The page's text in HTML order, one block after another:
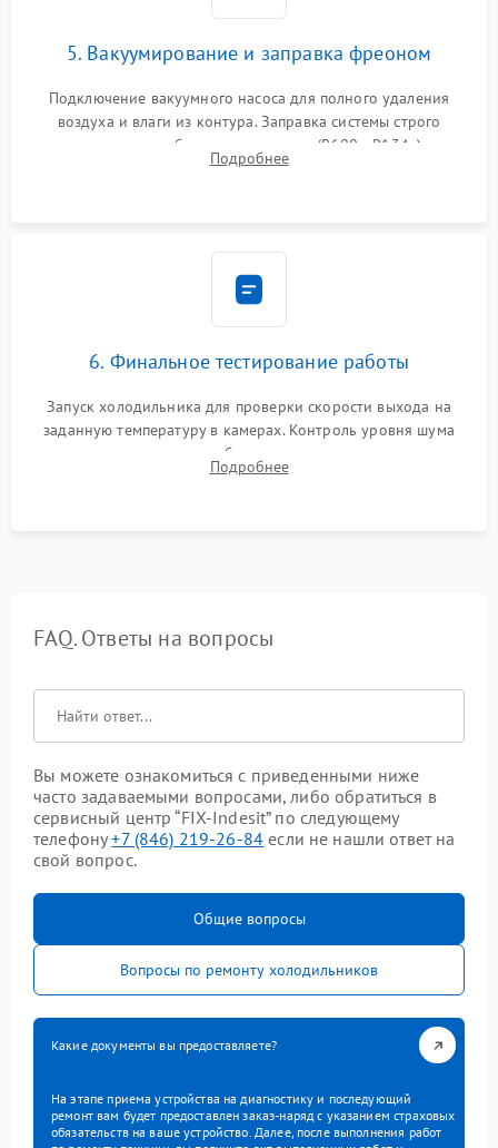
5. Вакуумирование и заправка фреоном
Подключение вакуумного насоса для полного удаления
воздуха и влаги из контура. Заправка системы строго
дозированным объемом хладагента (R600a, R134a) по
электронным весам. Контроль рабочего давления в системе.
Подробнее
6. Финальное тестирование работы
Запуск холодильника для проверки скорости выхода на
заданную температуру в камерах. Контроль уровня шума
компрессора, отсутствия обмерзания стенок и корректного
срабатывания системы автоматической оттайки.
Подробнее
FAQ. Ответы на вопросы
Вы можете ознакомиться с приведенными ниже
часто задаваемыми вопросами, либо обратиться в
сервисный центр “FIX-Indesit” по следующему
телефону+7 (846) 219-26-84 если не нашли ответ на
свой вопрос.
Общие вопросы
Вопросы по ремонту холодильников
Какие документы вы предоставляете?
На этапе приема устройства на диагностику и последующий
ремонт вам будет предоставлен заказ-наряд с указанием страховых
обязательств на ваше устройство. Далее, после выполнения работ